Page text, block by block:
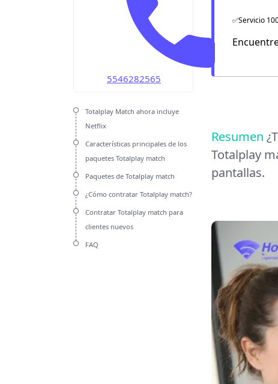
Unefon
Weex
5546282565
Totalplay Match ahora incluye
Netflix
Características principales de los
paquetes Totalplay match
Paquetes de Totalplay match
¿Cómo contratar Totalplay match?
Contratar Totalplay match para
clientes nuevos
FAQ
✅Servicio
Resumen
Totalplay
pantallas.